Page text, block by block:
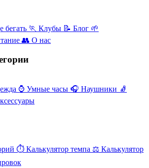
бегать 🏃 Клубы 📝 Блог 🌱
👥 О нас
⌚ Умные часы 🎧 Наушники 🧦
⏱️ Калькулятор темпа ⚖️ Калькулятор